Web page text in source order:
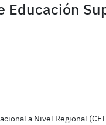
Educación
a Nivel Regional